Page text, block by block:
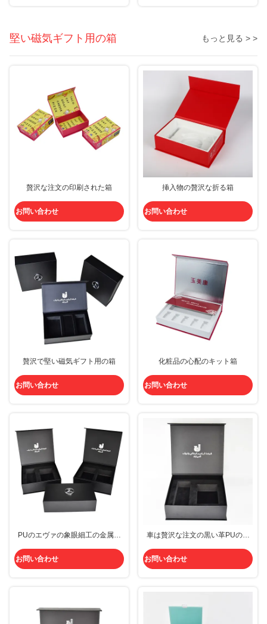
堅い磁気ギフト用の箱 もっと見る > >
贅沢な注文の印刷された箱
お問い合わせ
挿入物の贅沢な折る箱
お問い合わせ
贅沢で堅い磁気ギフト用の箱
お問い合わせ
化粧品の心配のキット箱
お問い合わせ
PUのエヴァの象眼細工の金属の
注文の包装紙の黒
お問い合わせ
車は贅沢な注文の黒い革PUの本
鎖の堅い箱に香りをつける
お問い合わせ